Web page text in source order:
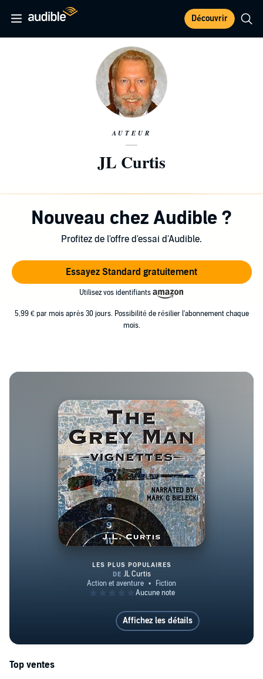
Découvrir
AUTEUR
JL Curtis
Nouveau chez Audible ?
Profitez de l'offre d'essai d'Audible.
Essayez Standard gratuitement
Utilisez vos identifiants
5,99 € par mois après 30 jours. Possibilité de résilier l'abonnement chaque
mois.
The Grey Man: Vignettes
LES PLUS POPULAIRES
Affichez les détails
Top ventes